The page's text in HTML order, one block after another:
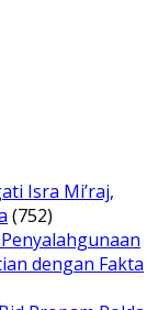
Isra Mi’raj,
(752)
dengan Fakta